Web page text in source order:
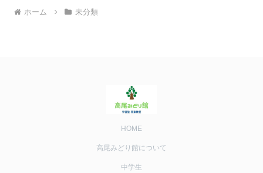
ホーム 未分類
HOME
高尾みどり館について
中学生